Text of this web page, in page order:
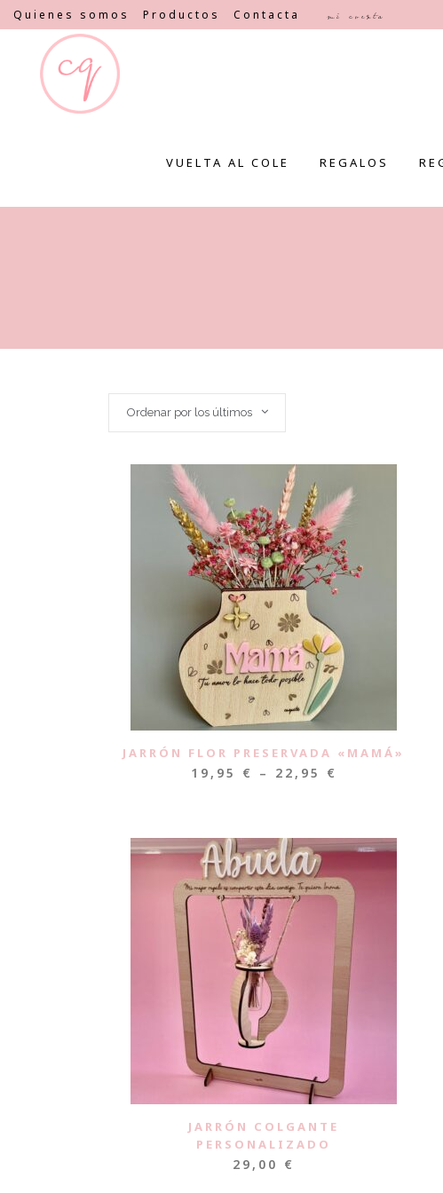
Quienes somos Productos Contacta Mi cuenta
VUELTA AL COLE REGALOS
Ordenar por los últimos
JARRÓN FLOR PRESERVADA «MAMÁ»
19,95 € – 22,95 €
JARRÓN COLGANTE
PERSONALIZADO
29,00 €